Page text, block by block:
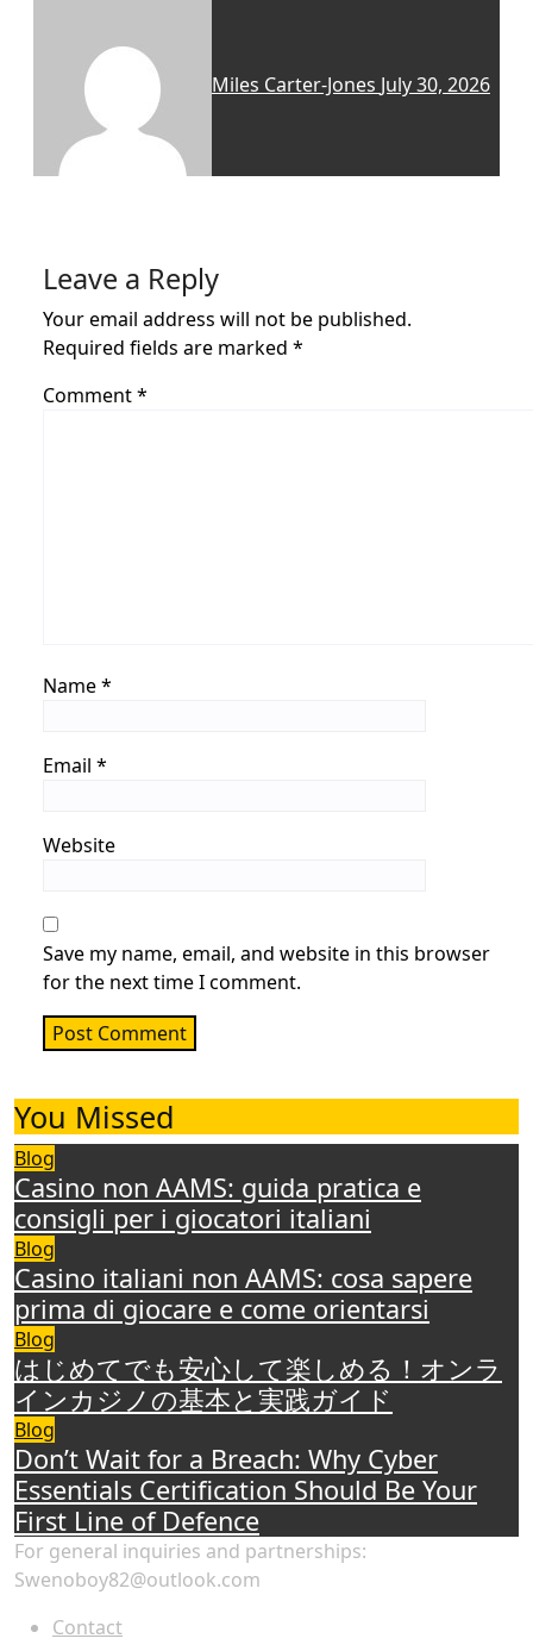
Miles Carter-Jones July 30, 2026
Leave a Reply
Your email address will not be published.
Required fields are marked *
Comment*
Name*
Email *
Website
Save my name, email, and website in this browser
for the next time I comment.
You Missed
Blog
Casino non AAMS: guida pratica e
consigli per i giocatori italiani
Blog
Casino italiani non AAMS: cosa sapere
prima di giocare e come orientarsi
Blog
はじめてでも安心して楽しめる！オンラ
インカジノの基本と実践ガイド
Blog
Don’t Wait for a Breach: Why Cyber
Essentials Certification Should Be Your
First Line of Defence
For general inquiries and partnerships:
Swenoboy82@outlook.com
Contact